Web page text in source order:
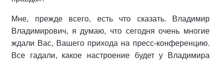
Мне, прежде всего, есть что сказать. Владимир
Владимирович, я думаю, что сегодня очень многие
ждали Вас, Вашего прихода на пресс-конференцию.
Все гадали, какое настроение будет у Владимира